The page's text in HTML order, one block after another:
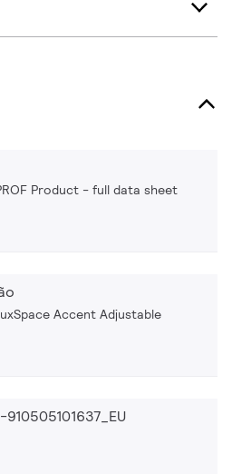
Product - full data sheet
Accent Adjustable